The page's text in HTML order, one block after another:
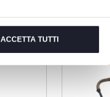
ACCETTA TUTTI